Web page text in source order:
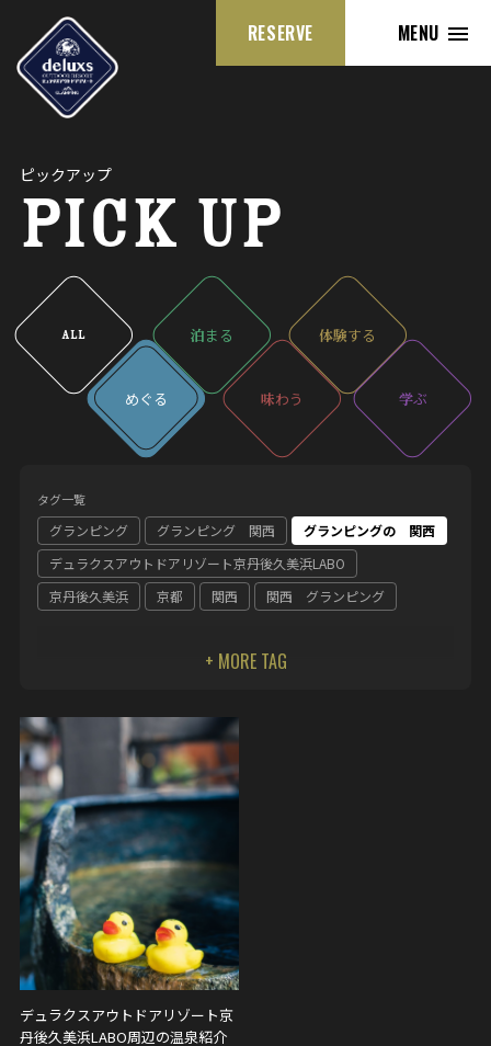
RESERVE MENU
ピックアップ
PICK UP
ALL 泊まる 体験する
めぐる 味わう 学ぶ
タグ一覧
グランピング グランピング 関西
グランピングの 関西
デュラクスアウトドアリゾート京丹後久美浜LABO
京丹後久美浜
京都 関西 関西 グランピング
デュラクスアウトドアリゾート京
丹後久美浜LABO周辺の温泉紹介